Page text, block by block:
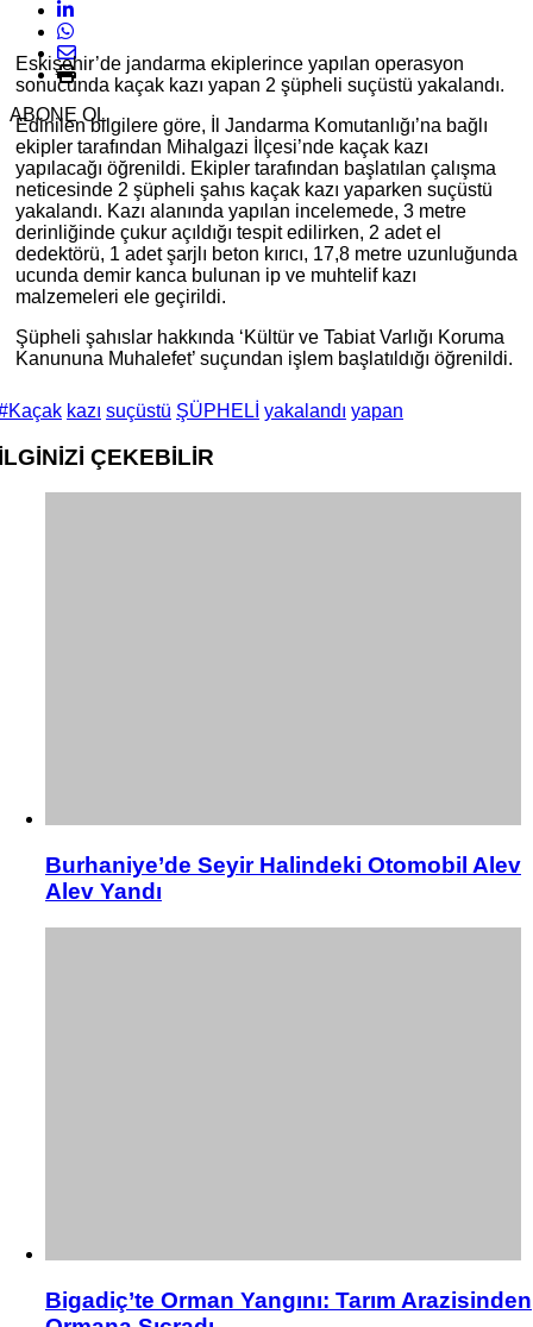
ABONE OL
Eskişehir’de jandarma ekiplerince yapılan operasyon
sonucunda kaçak kazı yapan 2 şüpheli suçüstü yakalandı.
Edinilen bilgilere göre, İl Jandarma Komutanlığı’na bağlı
ekipler tarafından Mihalgazi İlçesi’nde kaçak kazı
yapılacağı öğrenildi. Ekipler tarafından başlatılan çalışma
neticesinde 2 şüpheli şahıs kaçak kazı yaparken suçüstü
yakalandı. Kazı alanında yapılan incelemede, 3 metre
derinliğinde çukur açıldığı tespit edilirken, 2 adet el
dedektörü, 1 adet şarjlı beton kırıcı, 17,8 metre uzunluğunda
ucunda demir kanca bulunan ip ve muhtelif kazı
malzemeleri ele geçirildi.
Şüpheli şahıslar hakkında ‘Kültür ve Tabiat Varlığı Koruma
Kanununa Muhalefet’ suçundan işlem başlatıldığı öğrenildi.
kazı suçüstü ŞÜPHELİ yakalandı yapan
ÇEKEBİLİR
Burhaniye’de Seyir Halindeki Otomobil Alev
Alev Yandı
Bigadiç’te Orman Yangını: Tarım Arazisinden